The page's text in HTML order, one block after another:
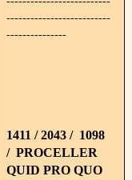
--------------------------
---------------
1411 / 2043 / 1098
/ PROCELLER
QUID PRO QUO